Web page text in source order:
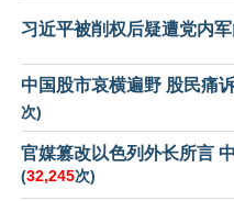
习近平被削权后疑遭党内
中国股市哀横遍野 股民痛
次)
官媒篡改以色列外长所言
(32,245次)